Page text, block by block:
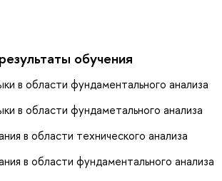
обучения
в области фундаментального анализа
в области фундаметального анализа
в области технического анализа
в области фундаментального анализа